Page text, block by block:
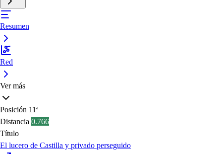
Resumen
Red
Ver más
Posición 11ª
Distancia 0.766
Título
El lucero de Castilla y privado perseguido